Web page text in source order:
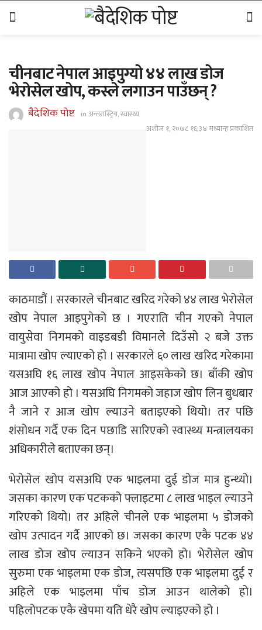
चीनबाट नेपाल आइपुग्यो ४४ लाख डोज
भेरोसेल खोप, कस्ले लगाउन पाउँछन् ?
बैदेशिक पोष्ट inअन्तरास्ट्रिय,स्वास्थ्य
अशोज १, २०७८ १६;३४ मध्यान्ह प्रकाशित
काठमाडौं । सरकारले चीनबाट खरिद गरेको ४४ लाख भेरोसेल
खोप नेपाल आइपुगेको छ । गएराति चीन गएको नेपाल
वायुसेवा निगमको वाइडबडी विमानले दिउँसो २ बजे उक्त
मात्रामा खोप ल्याएको हो । सरकारले ६० लाख खरिद गरेकामा
यसअघि १६ लाख खोप नेपाल आइसकेको छ। बाँकी खोप
आज आएको हो । यसअघि निगमको जहाज खोप लिन बुधबार
नै जाने र आज खोप ल्याउने बताइएको थियो। तर पछि
शंसोधन गर्दै एक दिन पछाडि सारिएको स्वास्थ्य मन्त्रालयका
अधिकारीले बताएका छन्।
भेरोसेल खोप यसअघि एक भाइलमा दुई डोज मात्र हुन्थ्यो।
जसका कारण एक पटकको फ्लाइटमा ८ लाख भाइल ल्याउने
गरिएको थियो। तर अहिले चीनले एक भाइलमा ५ डोजको
खोप उत्पादन गर्दै आएको छ। जसका कारण एकै पटक ४४
लाख डोज खोप ल्याउन सकिने भएको हो।​ भेरोसेल खोप
सुरुमा एक भाइलमा एक डोज, त्यसपछि एक भाइलमा दुई र
अहिले एक भाइलमा पाँच डोज आउन थालेको हो।
पहिलोपटक एकै खेपमा यति धेरै खोप ल्याइएको हो ।